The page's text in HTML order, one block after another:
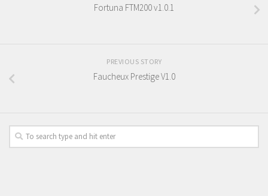
Fortuna FTM200 v1.0.1
PREVIOUS STORY
Faucheux Prestige V1.0